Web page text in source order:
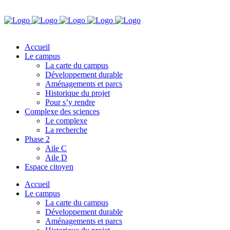
Accueil
Le campus
La carte du campus
Développement durable
Aménagements et parcs
Historique du projet
Pour s’y rendre
Complexe des sciences
Le complexe
La recherche
Phase 2
Aile C
Aile D
Espace citoyen
Accueil
Le campus
La carte du campus
Développement durable
Aménagements et parcs